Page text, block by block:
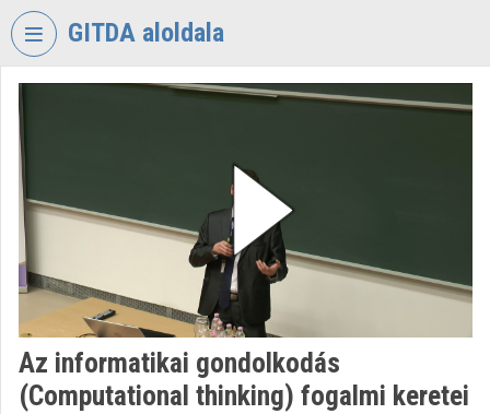
Skip header
GITDA aloldala
GOVERNMENTAL
INFORMATION-
TECHNOLOGY
DEVELOPMENT
AGENCY
Organization home
Organization discovery
Az informatikai gondolkodás
(Computational thinking) fogalmi keretei